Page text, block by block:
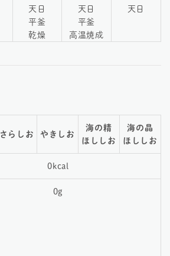
天日
平釜
乾燥
天日
平釜
高温焼成
天日
さらしお やきしお
海の精
ほししお
海の晶
ほししお
0kcal
0g